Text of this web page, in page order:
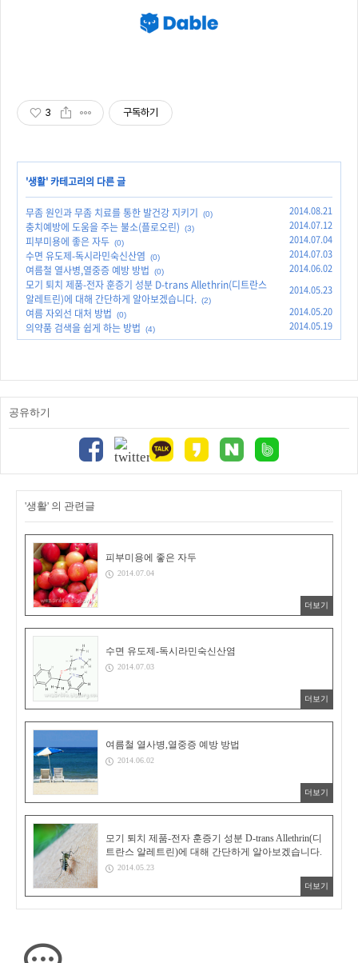
3 구독하기
'생활' 카테고리의 다른 글
무좀 원인과 무좀 치료를 통한 발건강 지키기 (0) 2014.08.21
충치예방에 도움을 주는 불소(플로오린) (3) 2014.07.12
피부미용에 좋은 자두 (0) 2014.07.04
수면 유도제-독시라민숙신산염 (0) 2014.07.03
여름철 열사병,열중증 예방 방법 (0) 2014.06.02
모기 퇴치 제품-전자 훈증기 성분 D-trans Allethrin(디트란스
알레트린)에 대해 간단하게 알아보겠습니다. (2)
2014.05.23
여름 자외선 대처 방법 (0) 2014.05.20
의약품 검색을 쉽게 하는 방법 (4) 2014.05.19
공유하기
'생활' 의 관련글
피부미용에 좋은 자두
2014.07.04
더보기
수면 유도제-독시라민숙신산염
2014.07.03
더보기
여름철 열사병,열중증 예방 방법
2014.06.02
더보기
모기 퇴치 제품-전자 훈증기 성분 D-trans Allethrin(디
트란스 알레트린)에 대해 간단하게 알아보겠습니다.
2014.05.23
더보기